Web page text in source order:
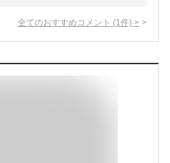
全てのおすすめコメント (1 件) >